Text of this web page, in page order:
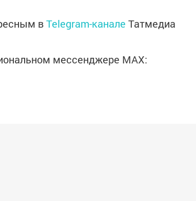
вTelegram-канале Татмедиа
мессенджере MАХ: